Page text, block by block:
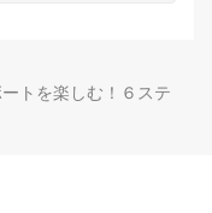
トを楽しむ！６ステ